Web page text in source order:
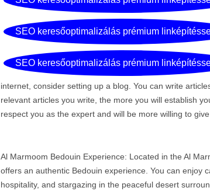
SEO keresőoptimalizálás prémium
SEO keresőoptimalizálás prémium
internet, consider setting up a blog. You can write
relevant articles you write, the more you will establish
respect you as the expert and will be more willing to
Al Marmoom Bedouin Experience: Located in the Al
offers an authentic Bedouin experience. You can enjoy
hospitality, and stargazing in the peaceful desert